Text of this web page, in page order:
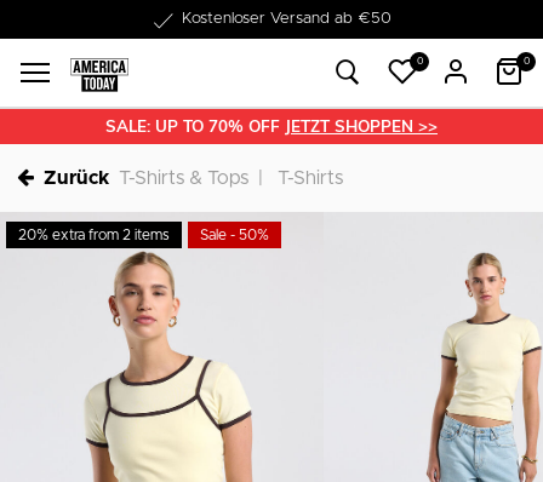
1-3 Werktage Lieferzeit
0 0
SALE: UP TO 70% OFF JETZT SHOPPEN >>
Zurück T-Shirts & Tops T-Shirts
20% extra from 2 items Sale - 50%